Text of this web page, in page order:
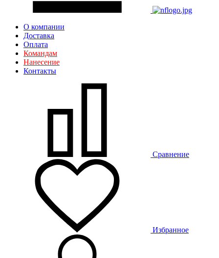
О компании
Доставка
Оплата
Командам
Нанесение
Контакты
Сравнение
Избранное